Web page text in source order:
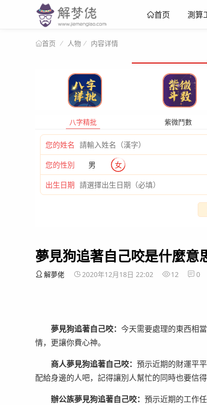
首页 測算
首页 人物 内容详情
八字精批 紫微鬥數
您的姓名
您的性別 男 女
出生日期
夢見狗追著自己咬是什麼
解夢佬 2020年12月18日 22:02 12 0
夢見狗追著自己咬： 今天需要處理的東西相
情，更讓你費心神。
商人夢見狗追著自己咬： 預示近期的財運平
配給身邊的人吧，記得讓別人幫忙的同時也要信得
辦公族夢見狗追著自己咬： 預示近期的工作